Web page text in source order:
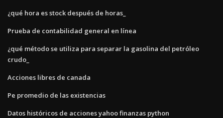
¿qué hora es stock después de horas_
Prueba de contabilidad general en línea
¿qué método se utiliza para separar la gasolina del petróleo
crudo_
Acciones libres de canada
Pe promedio de las existencias
Datos históricos de acciones yahoo finanzas python